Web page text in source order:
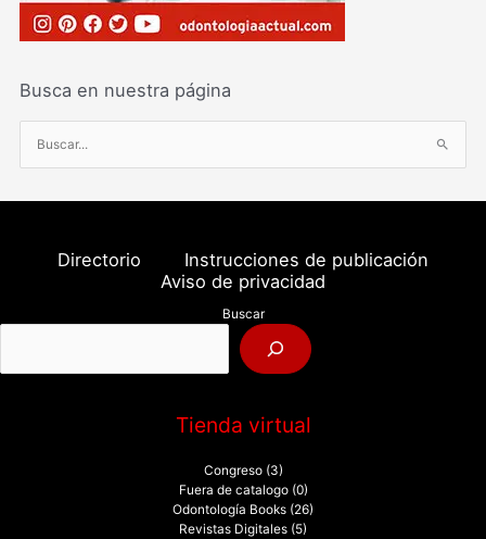
Busca en nuestra página
u
s
o
:
Directorio
Instrucciones de publicación
Aviso de privacidad
Buscar
Tienda virtual
Congreso (3)
Fuera de catalogo (0)
Odontología Books (26)
Revistas Digitales (5)